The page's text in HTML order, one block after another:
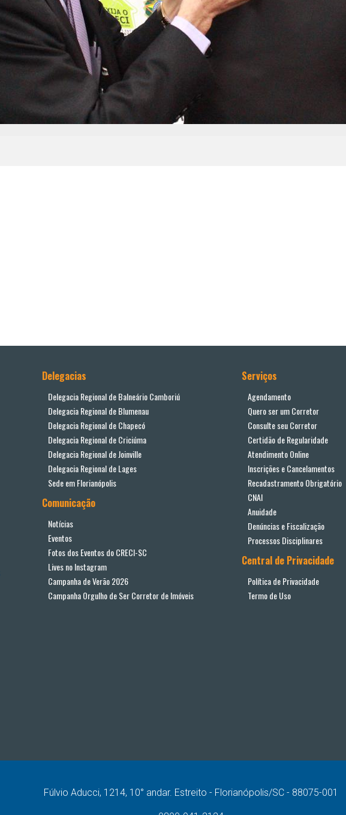
Delegacias
Delegacia Regional de Balneário Camboriú
Delegacia Regional de Blumenau
Delegacia Regional de Chapecó
Delegacia Regional de Criciúma
Delegacia Regional de Joinville
Delegacia Regional de Lages
Sede em Florianópolis
Comunicação
Notícias
Eventos
Fotos dos Eventos do CRECI-SC
Lives no Instagram
Campanha de Verão 2026
Campanha Orgulho de Ser Corretor de Imóveis
Serviços
Agendamento
Quero ser um Corretor
Consulte seu Corretor
Certidão de Regularidade
Atendimento Online
Inscrições e Cancelamentos
Recadastramento Obrigatório
CNAI
Anuidade
Denúncias e Fiscalização
Processos Disciplinares
Central de Privacidade
Política de Privacidade
Termo de Uso
Fúlvio Aducci, 1214, 10° andar. Estreito - Florianópolis/SC - 88075-001